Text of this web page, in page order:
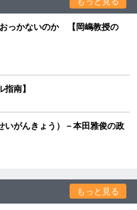
っかないのか 【岡嶋教授の
南】
がんきょう）－本田雅俊の政
もっと見る